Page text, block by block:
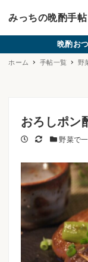
みっちの晩酌手帖
晩酌お
ホーム 手帖一覧 野
おろしポン
投稿日更新日
カテゴリー
野菜で